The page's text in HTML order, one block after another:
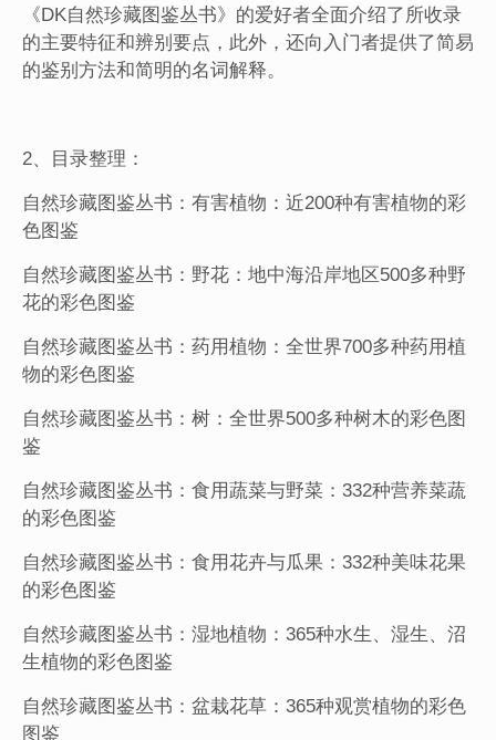
《DK自然珍藏图鉴丛书》的爱好者全面介绍了所收录
的主要特征和辨别要点，此外，还向入门者提供了简易
的鉴别方法和简明的名词解释。
2、目录整理：
自然珍藏图鉴丛书：有害植物：近200种有害植物的彩
色图鉴
自然珍藏图鉴丛书：野花：地中海沿岸地区500多种野
花的彩色图鉴
自然珍藏图鉴丛书：药用植物：全世界700多种药用植
物的彩色图鉴
自然珍藏图鉴丛书：树：全世界500多种树木的彩色图
鉴
自然珍藏图鉴丛书：食用蔬菜与野菜：332种营养菜蔬
的彩色图鉴
自然珍藏图鉴丛书：食用花卉与瓜果：332种美味花果
的彩色图鉴
自然珍藏图鉴丛书：湿地植物：365种水生、湿生、沼
生植物的彩色图鉴
自然珍藏图鉴丛书：盆栽花草：365种观赏植物的彩色
图鉴